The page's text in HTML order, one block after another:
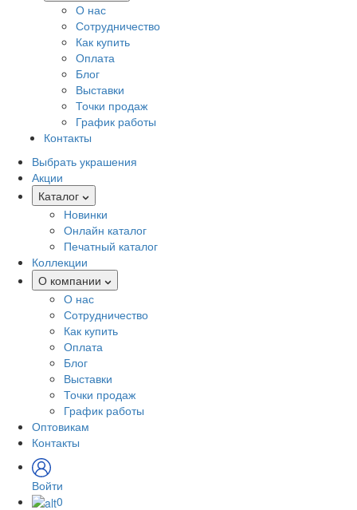
О нас
Сотрудничество
Как купить
Оплата
Блог
Выставки
Точки продаж
График работы
Контакты
Выбрать украшения
Акции
Каталог
Новинки
Онлайн каталог
Печатный каталог
Коллекции
О компании
О нас
Сотрудничество
Как купить
Оплата
Блог
Выставки
Точки продаж
График работы
Оптовикам
Контакты
Войти
0